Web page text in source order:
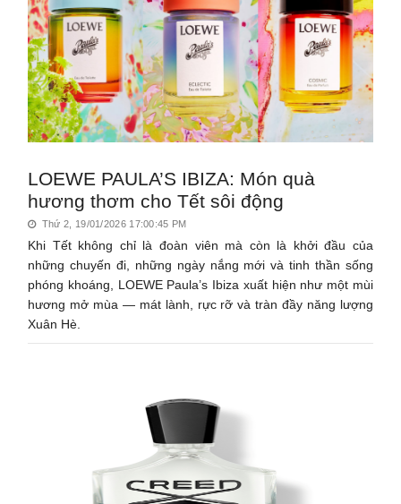
LOEWE PAULA’S IBIZA: Món quà
hương thơm cho Tết sôi động
Thứ 2, 19/01/2026 17:00:45 PM
Khi Tết không chỉ là đoàn viên mà còn là khởi đầu của
những chuyến đi, những ngày nắng mới và tinh thần sống
phóng khoáng, LOEWE Paula’s Ibiza xuất hiện như một mùi
hương mở mùa — mát lành, rực rỡ và tràn đầy năng lượng
Xuân Hè.